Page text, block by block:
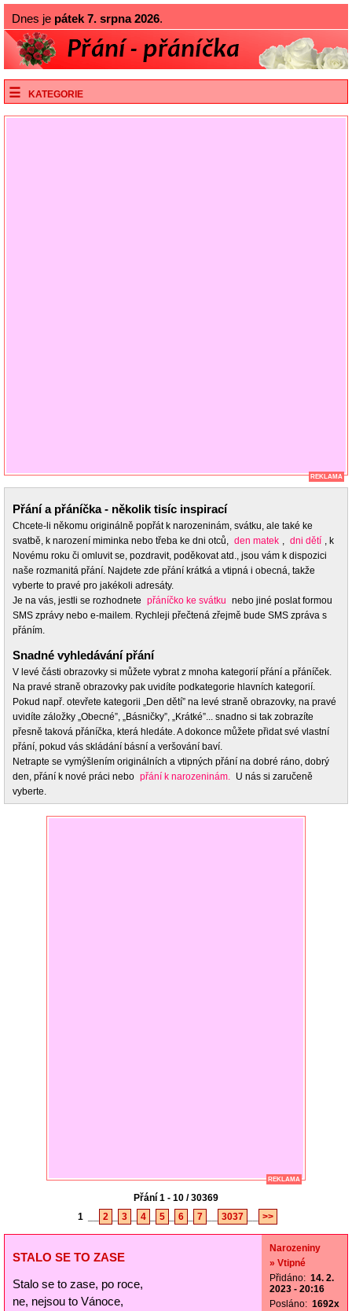
Dnes je pátek 7. srpna 2026.
KATEGORIE
REKLAMA
Přání a přáníčka - několik tisíc inspirací
Chcete-li někomu originálně popřát k narozeninám, svátku, ale také ke
svatbě, k narození miminka nebo třeba ke dni otců, den matek , dni dětí , k
Novému roku či omluvit se, pozdravit, poděkovat atd., jsou vám k dispozici
naše rozmanitá přání. Najdete zde přání krátká a vtipná i obecná, takže
vyberte to pravé pro jakékoli adresáty.
Je na vás, jestli se rozhodnete přáníčko ke svátku nebo jiné poslat formou
SMS zprávy nebo e-mailem. Rychleji přečtená zřejmě bude SMS zpráva s
přáním.
Snadné vyhledávání přání
V levé části obrazovky si můžete vybrat z mnoha kategorií přání a přáníček.
Na pravé straně obrazovky pak uvidíte podkategorie hlavních kategorií.
Pokud např. otevřete kategorii „Den dětí” na levé straně obrazovky, na pravé
uvidíte záložky „Obecné”, „Básničky”, „Krátké”... snadno si tak zobrazíte
přesně taková přáníčka, která hledáte. A dokonce můžete přidat své vlastní
přání, pokud vás skládání básní a veršování baví.
Netrapte se vymýšlením originálních a vtipných přání na dobré ráno, dobrý
den, přání k nové práci nebo přání k narozeninám. U nás si zaručeně
vyberte.
REKLAMA
Přání 1 - 10 / 30369
1
2 3 4 5 6 7 3037 >>
STALO SE TO ZASE
Stalo se to zase, po roce,
ne, nejsou to Vánoce,
Narozeniny
» Vtipné
Přidáno: 14. 2.
2023 - 20:16
Posláno: 1692x